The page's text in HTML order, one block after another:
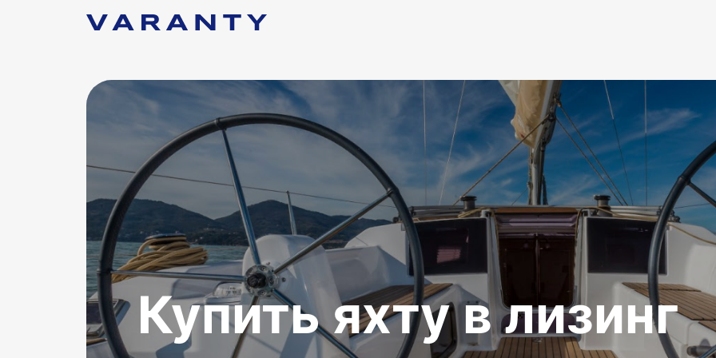
Купить яхту в лизинг